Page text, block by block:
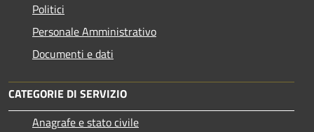
Politici
Personale Amministrativo
Documenti e dati
CATEGORIE DI SERVIZIO
Anagrafe e stato civile